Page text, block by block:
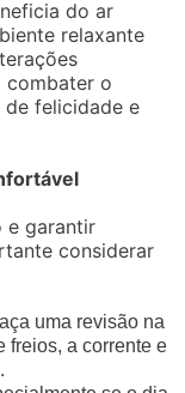
do ar
relaxante
combater o
de felicidade e
e garantir
considerar
uma revisão na
freios, a corrente e